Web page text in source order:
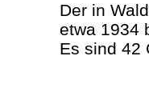
Der in
etwa 1934
Es sind 42